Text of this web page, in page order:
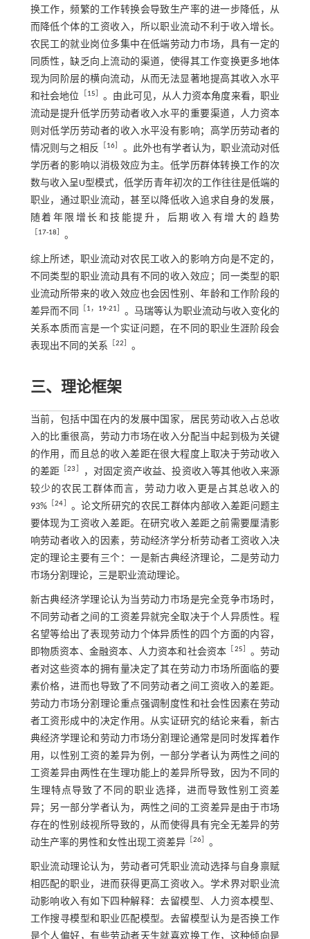
换工作，频繁的工作转换会导致生产率的进一步降低，从
而降低个体的工资收入，所以职业流动不利于收入增长。
农民工的就业岗位多集中在低端劳动力市场，具有一定的
同质性，缺乏向上流动的渠道，使得其工作变换更多地体
现为同阶层的横向流动，从而无法显著地提高其收入水平
和社会地位
15
。由此可见，从人力资本角度来看，职业
流动是提升低学历劳动者收入水平的重要渠道，人力资本
则对低学历劳动者的收入水平没有影响；高学历劳动者的
情况则与之相反
16
。此外也有学者认为，职业流动对低
学历者的影响以消极效应为主。低学历群体转换工作的次
数与收入呈U型模式，低学历青年初次的工作往往是低端的
职业，通过职业流动，甚至以降低收入追求自身的发展，
随着年限增长和技能提升，后期收入有增大的趋势
17⁃18 。
综上所述，职业流动对农民工收入的影响方向是不定的，
不同类型的职业流动具有不同的收入效应；同一类型的职
业流动所带来的收入效应也会因性别、年龄和工作阶段的
差异而不同
1， 19⁃21
。马瑞等认为职业流动与收入变化的
关系本质而言是一个实证问题，在不同的职业生涯阶段会
表现出不同的关系
22 。
三、理论框架
当前，包括中国在内的发展中国家，居民劳动收入占总收
入的比重很高，劳动力市场在收入分配当中起到极为关键
的作用，而且总的收入差距在很大程度上取决于劳动收入
的差距 ［23
，对固定资产收益、投资收入等其他收入来源
较少的农民工群体而言，劳动力收入更是占其总收入的
93% ［24
。论文所研究的农民工群体内部收入差距问题主
要体现为工资收入差距。在研究收入差距之前需要厘清影
响劳动者收入的因素，劳动经济学分析劳动者工资收入决
定的理论主要有三个：一是新古典经济理论，二是劳动力
市场分割理论，三是职业流动理论。
新古典经济学理论认为当劳动力市场是完全竞争市场时，
不同劳动者之间的工资差异就完全取决于个人异质性。程
名望等给出了表现劳动力个体异质性的四个方面的内容，
即物质资本、金融资本、人力资本和社会资本
25
。劳动
者对这些资本的拥有量决定了其在劳动力市场所面临的要
素价格，进而也导致了不同劳动者之间工资收入的差距。
劳动力市场分割理论重点强调制度性和社会性因素在劳动
者工资形成中的决定作用。从实证研究的结论来看，新古
典经济学理论和劳动力市场分割理论通常是同时发挥着作
用，以性别工资的差异为例，一部分学者认为两性之间的
工资差异由两性在生理功能上的差异所导致，因为不同的
生理特点导致了不同的职业选择，进而导致性别工资差
异；另一部分学者认为，两性之间的工资差异是由于市场
存在的性别歧视所导致的，从而使得具有完全无差异的劳
动生产率的男性和女性出现工资差异
26］ 。
职业流动理论认为，劳动者可凭职业流动选择与自身禀赋
相匹配的职业，进而获得更高工资收入。学术界对职业流
动影响收入有如下四种解释：去留模型、人力资本模型、
工作搜寻模型和职业匹配模型。去留模型认为是否换工作
是个人偏好，有些劳动者天生就喜欢换工作，这种倾向是